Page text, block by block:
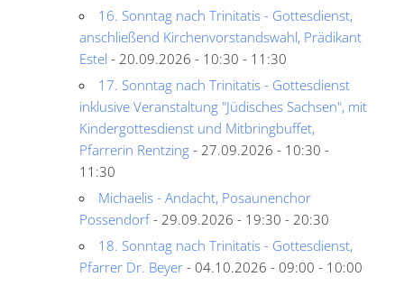
16. Sonntag nach Trinitatis - Gottesdienst,
anschließend Kirchenvorstandswahl, Prädikant
Estel - 20.09.2026 - 10:30 - 11:30
17. Sonntag nach Trinitatis - Gottesdienst
inklusive Veranstaltung "Jüdisches Sachsen", mit
Kindergottesdienst und Mitbringbuffet,
Pfarrerin Rentzing - 27.09.2026 - 10:30 -
11:30
Michaelis - Andacht, Posaunenchor
Possendorf- 29.09.2026 - 19:30 - 20:30
18. Sonntag nach Trinitatis - Gottesdienst,
Pfarrer Dr. Beyer - 04.10.2026 - 09:00 - 10:00